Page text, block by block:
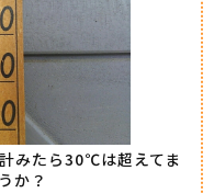
みたら30℃は超えてま
か？